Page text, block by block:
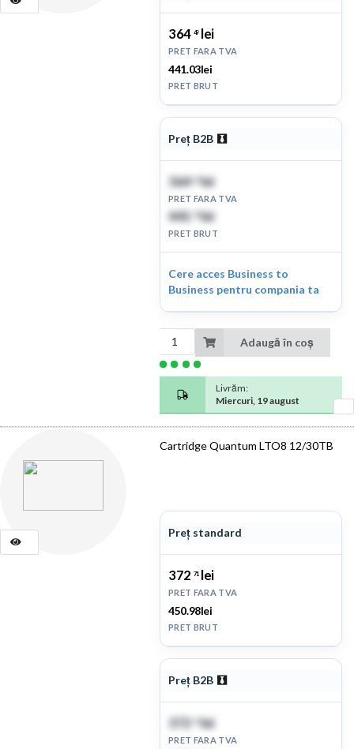
364 49lei
PRET FARA TVA
441.03lei
PRET BRUT
Preț B2B
364 lei
PRET FARA TVA
441 lei
PRET BRUT
Cere acces Business to
Business pentru compania ta
Adaugă în coș
Livrăm:
Miercuri, 19 august
Cartridge Quantum LTO8 12/30TB
Preț standard
372 71lei
PRET FARA TVA
450.98lei
PRET BRUT
Preț B2B
372 lei
PRET FARA TVA